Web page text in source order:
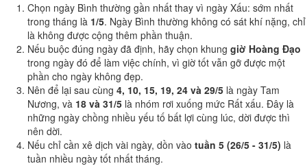
Chọn ngày Bình thường gần nhất thay vì ngày Xấu: sớm nhất
trong tháng là 1/5. Ngày Bình thường không có sát khí nặng, chỉ
là không được cộng thêm phần thuận.
Nếu buộc đúng ngày đã định, hãy chọn khung giờ Hoàng Đạo
trong ngày đó để làm việc chính, vì giờ tốt vẫn gỡ được một
phần cho ngày không đẹp.
Nên để lại sau cùng 4, 10, 15, 19, 24 và 29/5 là ngày Tam
Nương, và 18 và 31/5 là nhóm rơi xuống mức Rất xấu. Đây là
những ngày chồng nhiều yếu tố bất lợi cùng lúc, dời được thì
nên dời.
Nếu chỉ cần xê dịch vài ngày, dồn vào tuần 5 (26/5 - 31/5) là
tuần nhiều ngày tốt nhất tháng.